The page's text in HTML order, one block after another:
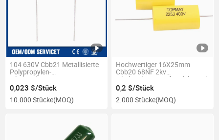
104 630V Cbb21 Metallisierte
Polypropylen-
Filmkondensatoren
0,023 $/Stück
10.000 Stücke(MOQ)
Hochwertiger 16X25mm
Cbb20 68NF 2kv
Filmkondensator für Elektronik
0,2 $/Stück
2.000 Stücke(MOQ)